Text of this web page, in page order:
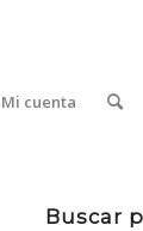
Mi cuenta
Buscar